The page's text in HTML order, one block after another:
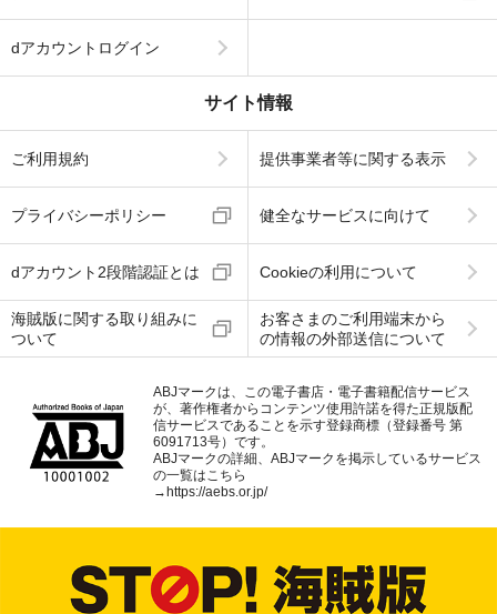
dアカウントログイン
サイト情報
ご利用規約 提供事業者等に関する表示
プライバシーポリシー 健全なサービスに向けて
dアカウント2段階認証とは Cookieの利用について
海賊版に関する取り組みに
ついて
お客さまのご利用端末から
の情報の外部送信について
ABJマークは、この電子書店・電子書籍配信サービス
が、著作権者からコンテンツ使用許諾を得た正規版配
信サービスであることを示す登録商標（登録番号 第
6091713号）です。
ABJマークの詳細、ABJマークを掲示しているサービス
の一覧はこちら
→ https://aebs.or.jp/